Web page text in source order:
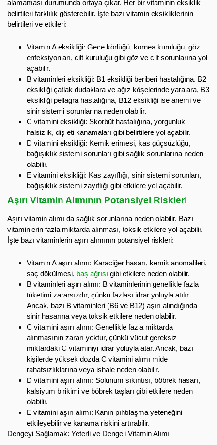
alamaması durumunda ortaya çıkar. Her bir vitaminin eksiklik
belirtileri farklılık gösterebilir. İşte bazı vitamin eksikliklerinin
belirtileri ve etkileri:
Vitamin A eksikliği: Gece körlüğü, kornea kuruluğu, göz
enfeksiyonları, cilt kuruluğu gibi göz ve cilt sorunlarına yol
açabilir.
B vitaminleri eksikliği: B1 eksikliği beriberi hastalığına, B2
eksikliği çatlak dudaklara ve ağız köşelerinde yaralara, B3
eksikliği pellagra hastalığına, B12 eksikliği ise anemi ve
sinir sistemi sorunlarına neden olabilir.
C vitamini eksikliği: Skorbüt hastalığına, yorgunluk,
halsizlik, diş eti kanamaları gibi belirtilere yol açabilir.
D vitamini eksikliği: Kemik erimesi, kas güçsüzlüğü,
bağışıklık sistemi sorunları gibi sağlık sorunlarına neden
olabilir.
E vitamini eksikliği: Kas zayıflığı, sinir sistemi sorunları,
bağışıklık sistemi zayıflığı gibi etkilere yol açabilir.
Aşırı Vitamin Alımının Potansiyel Riskleri
Aşırı vitamin alımı da sağlık sorunlarına neden olabilir. Bazı
vitaminlerin fazla miktarda alınması, toksik etkilere yol açabilir.
İşte bazı vitaminlerin aşırı alımının potansiyel riskleri:
Vitamin A aşırı alımı: Karaciğer hasarı, kemik anomalileri,
saç dökülmesi, baş ağrısı gibi etkilere neden olabilir.
B vitaminleri aşırı alımı: B vitaminlerinin genellikle fazla
tüketimi zararsızdır, çünkü fazlası idrar yoluyla atılır.
Ancak, bazı B vitaminleri (B6 ve B12) aşırı alındığında
sinir hasarına veya toksik etkilere neden olabilir.
C vitamini aşırı alımı: Genellikle fazla miktarda
alınmasının zararı yoktur, çünkü vücut gereksiz
miktardaki C vitaminiyi idrar yoluyla atar. Ancak, bazı
kişilerde yüksek dozda C vitamini alımı mide
rahatsızlıklarına veya ishale neden olabilir.
D vitamini aşırı alımı: Solunum sıkıntısı, böbrek hasarı,
kalsiyum birikimi ve böbrek taşları gibi etkilere neden
olabilir.
E vitamini aşırı alımı: Kanın pıhtılaşma yeteneğini
etkileyebilir ve kanama riskini artırabilir.
Dengeyi Sağlamak: Yeterli ve Dengeli Vitamin Alımı